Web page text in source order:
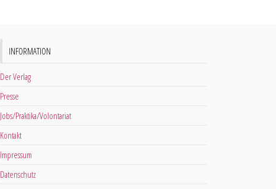
INFORMATION
Der Verlag
Presse
Jobs/Praktika/Volontariat
Kontakt
Impressum
Datenschutz